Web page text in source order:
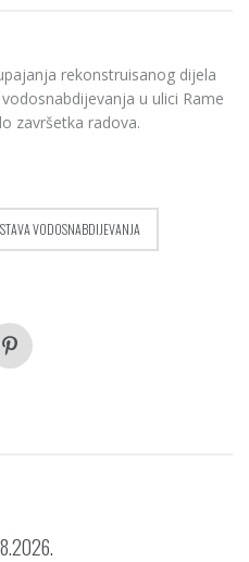
rekonstruisanog dijela
u ulici Rame
završetka radova.
VODOSNABDIJEVANJA